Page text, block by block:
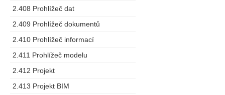
2.408 Prohlížeč dat
2.409 Prohlížeč dokumentů
2.410 Prohlížeč informací
2.411 Prohlížeč modelu
2.412 Projekt
2.413 Projekt BIM